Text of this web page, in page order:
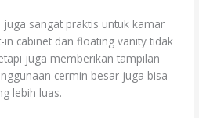
sangat praktis untuk kamar
in cabinet dan floating vanity tidak
juga memberikan tampilan
cermin besar juga bisa
lebih luas.